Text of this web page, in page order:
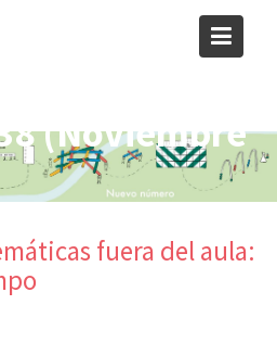
(Noviembre
fuera del aula: